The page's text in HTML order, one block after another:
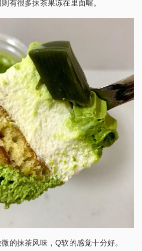
有很多抹茶果冻在里面喔。
的抹茶风味，Q软的感觉十分好。